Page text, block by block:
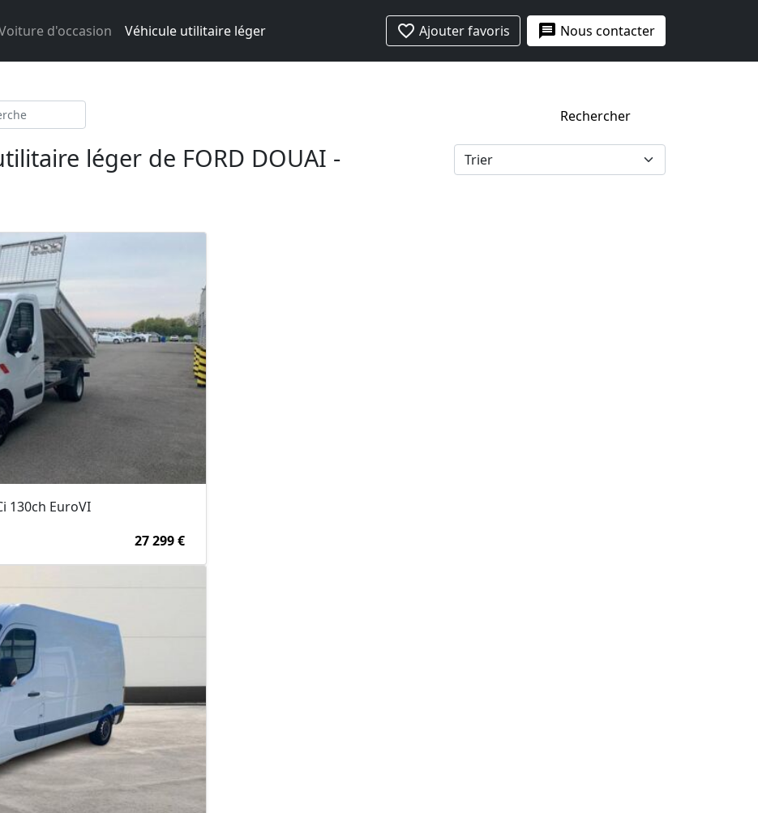
d'occasion Véhicule utilitaire léger favorite_border Ajouter favoris message Nous contacter
Rechercher
léger de FORD DOUAI -
130ch EuroVI
27 299 €